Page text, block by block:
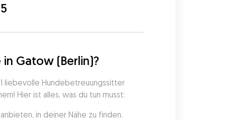
Gatow (Berlin)?
liebevolle Hundebetreuungssitter
Hier ist alles, was du tun musst:
in deiner Nähe zu finden.